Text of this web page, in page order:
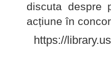
discuta despre
acțiune în
https://